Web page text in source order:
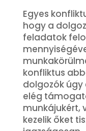
Egyes
hogy a
feladatok
konfliktus
dolgozók úgy
elég
munkájukért,
kezelik őket